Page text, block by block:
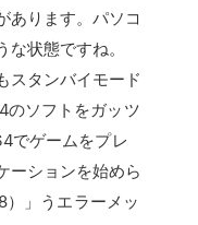
あります。パソコ
状態ですね。
スタンバイモード
のソフトをガッツ
でゲームをプレ
ーションを始めら
」うエラーメッ